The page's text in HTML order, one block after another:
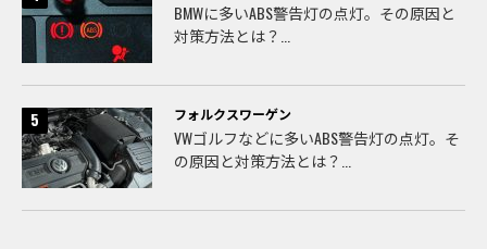
BMWに多いABS警告灯の点灯。その原因と
対策方法とは？...
フォルクスワーゲン
VWゴルフなどに多いABS警告灯の点灯。そ
の原因と対策方法とは？...